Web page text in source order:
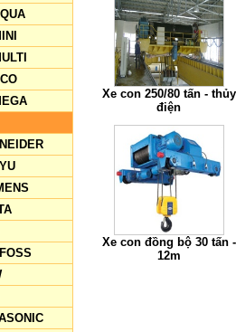
Xe con 250/80 tấn - thủy
điện
Xe con đồng bộ 30 tấn -
12m